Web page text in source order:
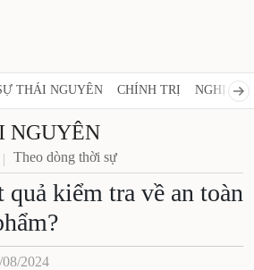
THÁI NGUYÊN CHÍNH TRỊ NGHỊ
NGUYÊN
Theo dòng thời sự
kiểm tra về an toàn
2024